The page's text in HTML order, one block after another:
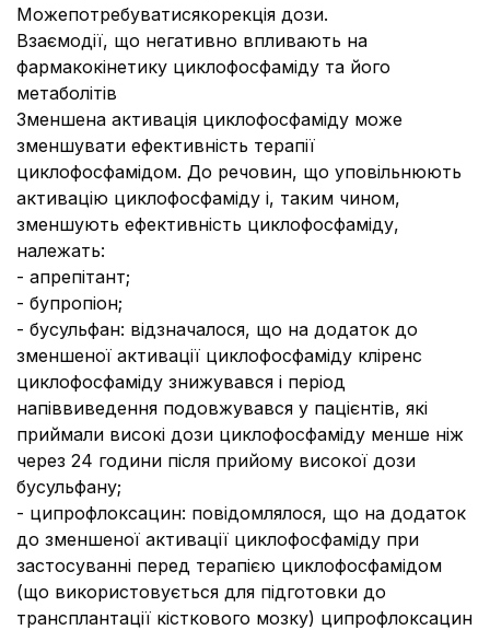
Можепотребуватисякорекція дози.
Взаємодії, що негативно впливають на
фармакокінетику циклофосфаміду та його
метаболітів
Зменшена активація циклофосфаміду може
зменшувати ефективність терапії
циклофосфамідом. До речовин, що уповільнюють
активацію циклофосфаміду і, таким чином,
зменшують ефективність циклофосфаміду,
належать:
- апрепітант;
- бупропіон;
- бусульфан: відзначалося, що на додаток до
зменшеної активації циклофосфаміду кліренс
циклофосфаміду знижувався і період
напіввиведення подовжувався у пацієнтів, які
приймали високі дози циклофосфаміду менше ніж
через 24 години після прийому високої дози
бусульфану;
- ципрофлоксацин: повідомлялося, що на додаток
до зменшеної активації циклофосфаміду при
застосуванні перед терапією циклофосфамідом
(що використовується для підготовки до
трансплантації кісткового мозку) ципрофлоксацин